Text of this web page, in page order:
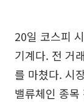
20일 코스피
기계다. 전 거
를 마쳤다. 시
밸류체인 종